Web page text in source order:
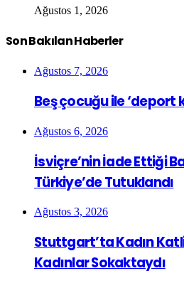
Ağustos 1, 2026
Son Bakılan Haberler
Ağustos 7, 2026
Beş çocuğu ile ‘deport
Ağustos 6, 2026
İsviçre’nin İade Ettiği
Türkiye’de Tutuklandı
Ağustos 3, 2026
Stuttgart’ta Kadın
Kadınlar Sokaktaydı